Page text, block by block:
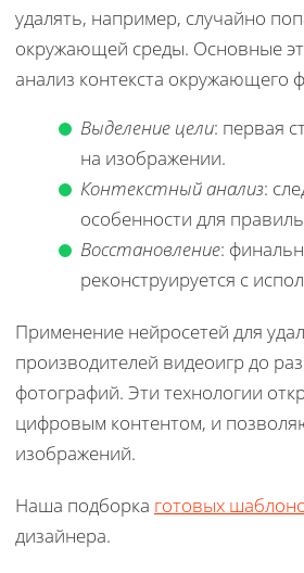
удалять, например, случайно
окружающей среды. Основные
анализ контекста окружающего
Выделение цели: первая
на изображении.
Контекстный анализ:
особенности для
Восстановление:
реконструируется с
Применение нейросетей для
производителей видеоигр до
фотографий. Эти технологии
цифровым контентом, и
изображений.
Наша подборка готовых
дизайнера.